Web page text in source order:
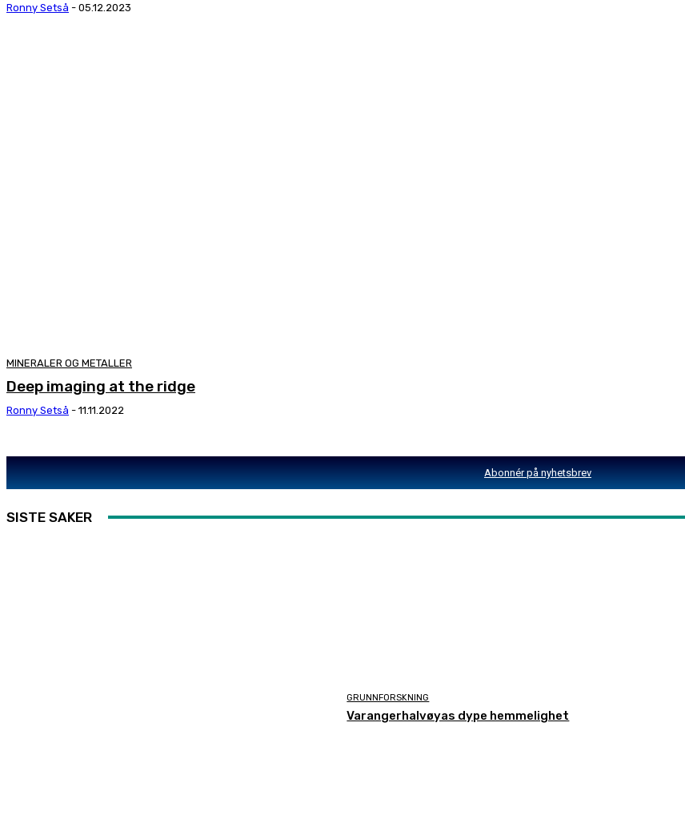
Ronny Setså - 05.12.2023
MINERALER OG METALLER
Deep imaging at the ridge
Ronny Setså - 11.11.2022
Abonnér på nyhetsbrev
SISTE SAKER
GRUNNFORSKNING
Varangerhalvøyas dype hemmelighet